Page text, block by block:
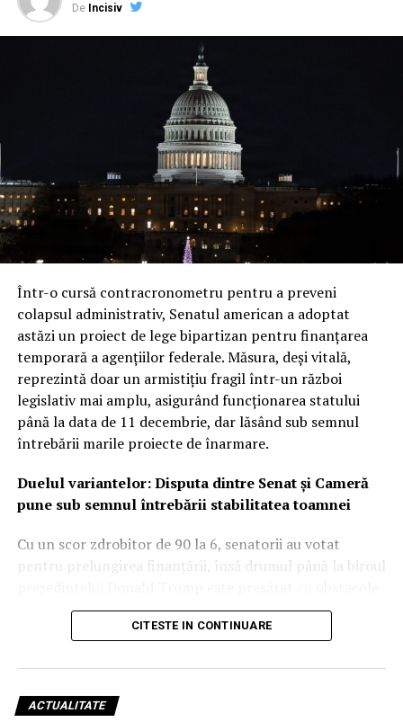
De Incisiv
Într-o cursă contracronometru pentru a preveni
colapsul administrativ, Senatul american a adoptat
astăzi un proiect de lege bipartizan pentru finanțarea
temporară a agențiilor federale. Măsura, deși vitală,
reprezintă doar un armistițiu fragil într-un război
legislativ mai amplu, asigurând funcționarea statului
până la data de 11 decembrie, dar lăsând sub semnul
întrebării marile proiecte de înarmare.
Duelul variantelor: Disputa dintre Senat și Cameră
pune sub semnul întrebării stabilitatea toamnei
Cu un scor zdrobitor de 90 la 6, senatorii au votat
pentru prelungirea finanțării, însă drumul până la biroul
politice. Camera Reprezentanților a avansat anterior
propria versiune, cu un termen mai scurt, până pe 4
democrații le consideră esențiale.
Diferențele dintre cele două foruri legislative forțează o
CITESTE IN CONTINUARE
ACTUALITATE